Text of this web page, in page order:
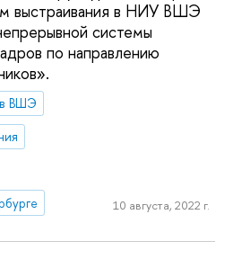
выстраивания в НИУ ВШЭ
системы
по направлению
ВШЭ
10 августа, 2022 г.